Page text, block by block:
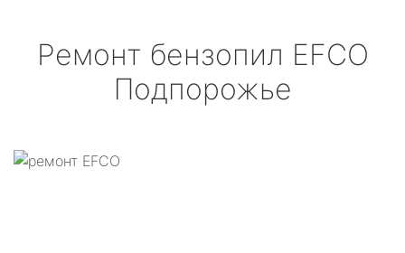
Ремонт бензопил EFCO
Подпорожье